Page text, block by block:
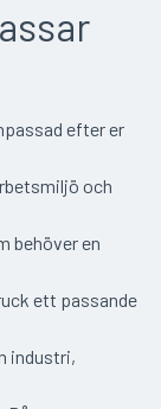
efter er
och
behöver en
ett passande
industri,